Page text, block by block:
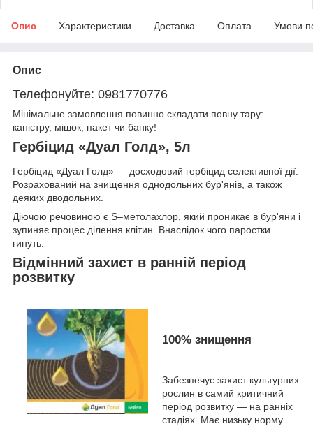
Опис Характеристики Доставка Оплата Умови
Опис
Телефонуйте: 0981770776
Мінімальне замовлення повинно складати повну тару:
каністру, мішок, пакет чи банку!
Гербіцид «Дуал Голд», 5л
Гербіцид «Дуал Голд» — досходовий гербіцид селективної дії.
Розрахований на знищення однодольних бур'янів, а також
деяких дводольних.
Діючою речовиною є S–метолахлор, який проникає в бур'яни і
зупиняє процес ділення клітин. Внаслідок чого паростки
гинуть.
Відмінний захист в ранній період
розвитку
100% знищення
Забезпечує захист культурних
рослин в самий критичний
період розвитку — на ранніх
стадіях. Має низьку норму